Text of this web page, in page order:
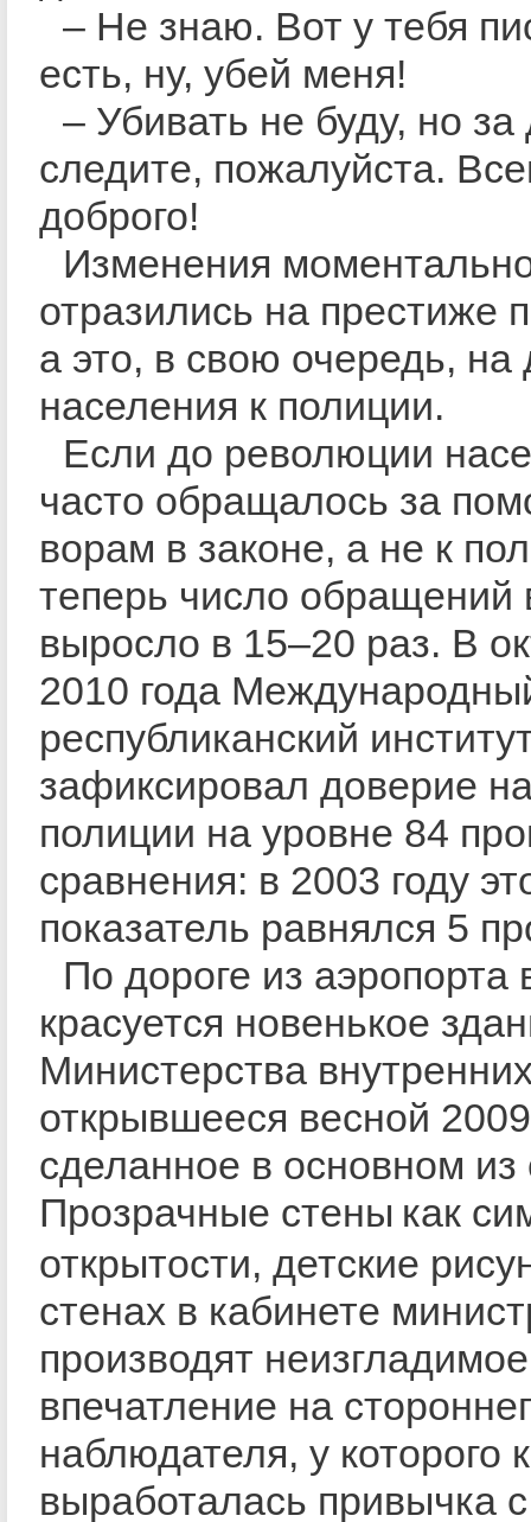
– Не знаю. Вот у тебя
есть, ну, убей меня!
– Убивать не буду, но за
следите, пожалуйста.
доброго!
Изменения
отразились на престиже
а это, в свою очередь, на
населения к полиции.
Если до революции
часто обращалось за
ворам в законе, а не к
теперь число обращений
выросло в 15–20 раз. В
2010 года
республиканский
зафиксировал доверие
полиции на уровне 84
сравнения: в 2003 году
показатель равнялся 5
По дороге из аэропорта
красуется новенькое
Министерства
открывшееся весной
сделанное в основном из
Прозрачные стены как
открытости, детские
стенах в кабинете
производят неизгладимое
впечатление на
наблюдателя, у которого
выработалась привычка